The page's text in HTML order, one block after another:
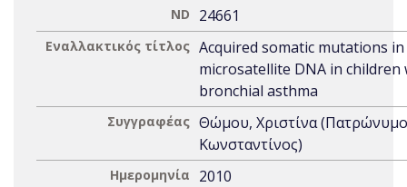
ND 24661
Εναλλακτικός τίτλος Acquired somatic mutations in
microsatellite DNA in children
bronchial asthma
Συγγραφέας Θώμου, Χριστίνα
Κωνσταντίνος)
Ημερομηνία 2010